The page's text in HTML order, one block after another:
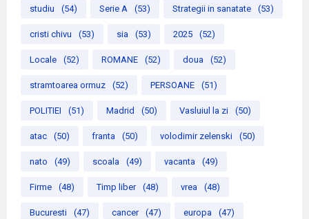
studiu (54) Serie A (53) Strategii in sanatate (53)
cristi chivu (53) sia (53) 2025 (52)
Locale (52) ROMANE (52) doua (52)
stramtoarea ormuz (52) PERSOANE (51)
POLITIEI (51) Madrid (50) Vasluiul la zi (50)
atac (50) franta (50) volodimir zelenski (50)
nato (49) scoala (49) vacanta (49)
Firme (48) Timp liber (48) vrea (48)
Bucuresti (47) cancer (47) europa (47)